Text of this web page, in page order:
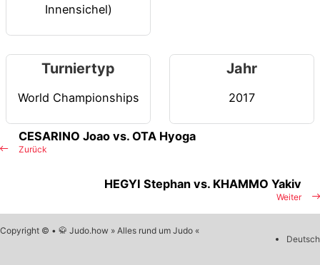
Innensichel)
Turniertyp
World Championships
Jahr
2017
Zurück
CESARINO Joao vs. OTA Hyoga
Weiter
HEGYI Stephan vs. KHAMMO Yakiv
Copyright © • 🥋 Judo.how » Alles rund um Judo «
Deutsch